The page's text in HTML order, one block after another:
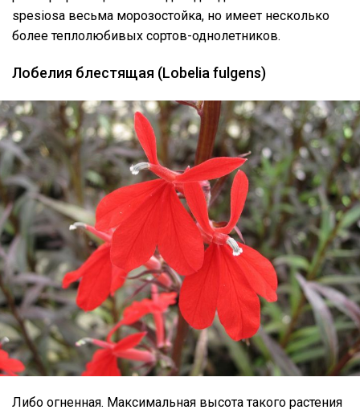
spesiosa весьма морозостойка, но имеет несколько
более теплолюбивых сортов-однолетников.
Лобелия блестящая (Lobelia fulgens)
Либо огненная. Максимальная высота такого растения